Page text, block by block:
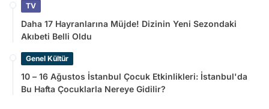
TV
Daha 17 Hayranlarına Müjde! Dizinin Yeni Sezondaki
Akıbeti Belli Oldu
Genel Kültür
10 – 16 Ağustos İstanbul Çocuk Etkinlikleri: İstanbul'da
Bu Hafta Çocuklarla Nereye Gidilir?